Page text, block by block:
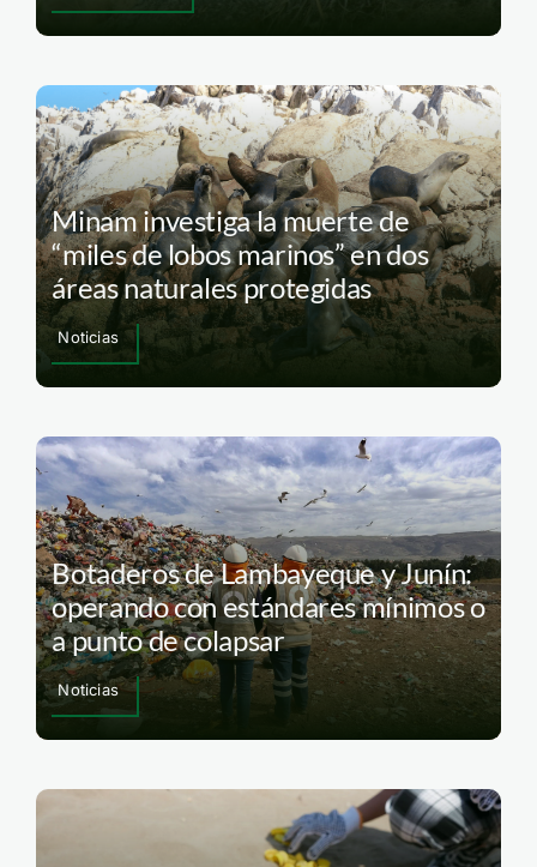
Minam investiga la muerte de
“miles de lobos marinos” en dos
áreas naturales protegidas
Noticias
Botaderos de Lambayeque y Junín:
operando con estándares mínimos o
a punto de colapsar
Noticias